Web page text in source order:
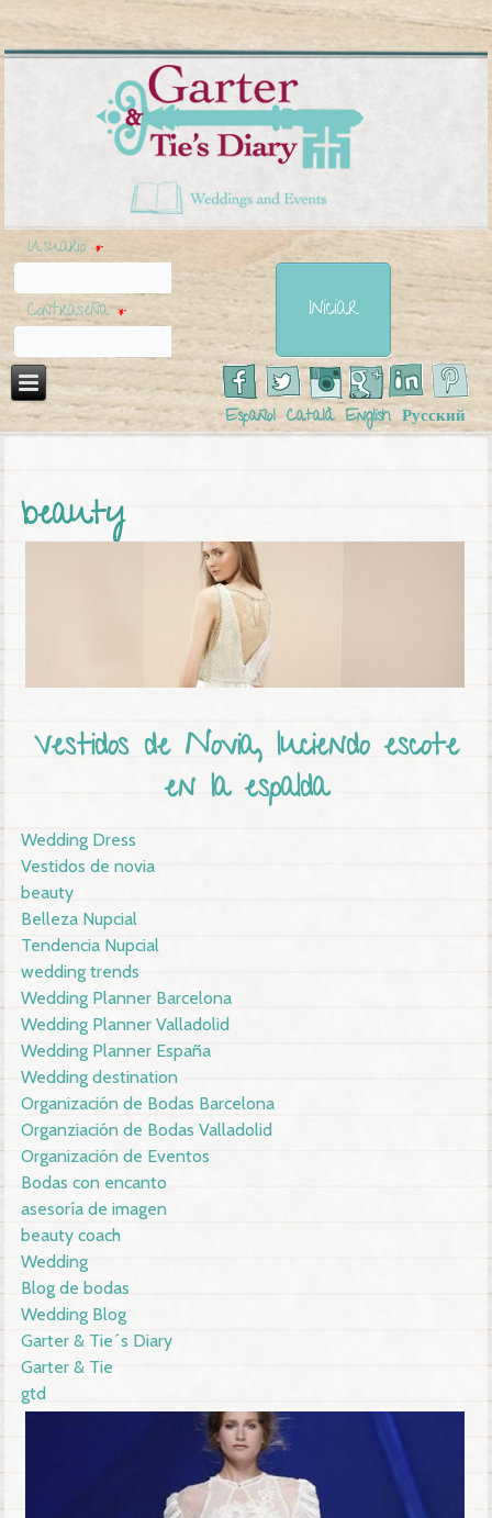
Usuario *
Contraseña*
Español Català English Русский
beauty
Vestidos de Novia, luciendo escote
en la espalda
Wedding Dress
Vestidos de novia
beauty
Belleza Nupcial
Tendencia Nupcial
wedding trends
Wedding Planner Barcelona
Wedding Planner Valladolid
Wedding Planner España
Wedding destination
Organización de Bodas Barcelona
Organziación de Bodas Valladolid
Organización de Eventos
Bodas con encanto
asesoría de imagen
beauty coach
Wedding
Blog de bodas
Wedding Blog
Garter & Tie´s Diary
Garter & Tie
gtd